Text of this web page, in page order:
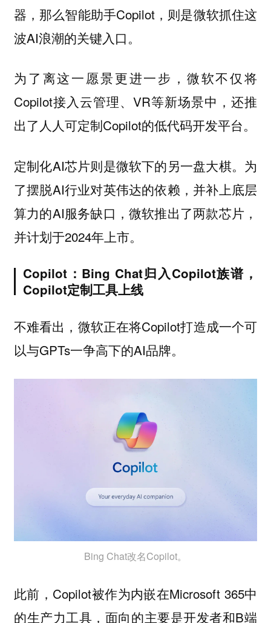
器，那么智能助手Copilot，则是微软抓住这
波AI浪潮的关键入口。
为了离这一愿景更进一步，微软不仅将
Copilot接入云管理、VR等新场景中，还推
出了人人可定制Copilot的低代码开发平台。
定制化AI芯片则是微软下的另一盘大棋。为
了摆脱AI行业对英伟达的依赖，并补上底层
算力的AI服务缺口，微软推出了两款芯片，
并计划于2024年上市。
Copilot：Bing Chat归入Copilot族谱，
Copilot定制工具上线
不难看出，微软正在将Copilot打造成一个可
以与GPTs一争高下的AI品牌。
Bing Chat改名Copilot。
此前，Copilot被作为内嵌在Microsoft 365中
的生产力工具，面向的主要是开发者和B端